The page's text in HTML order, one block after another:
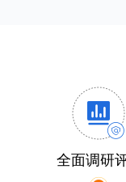
全面调研